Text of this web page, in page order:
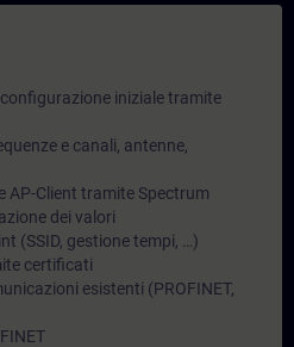
iniziale tramite
e canali, antenne,
AP-Client tramite Spectrum
dei valori
(SSID, gestione tempi, …)
certificati
esistenti (PROFINET,